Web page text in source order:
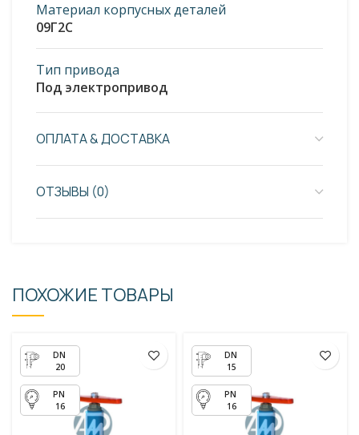
Материал корпусных деталей
09Г2С
Тип привода
Под электропривод
ОПЛАТА & ДОСТАВКА
ОТЗЫВЫ (0)
ПОХОЖИЕ ТОВАРЫ
20
16
15
16